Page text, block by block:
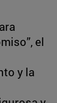
el
y la